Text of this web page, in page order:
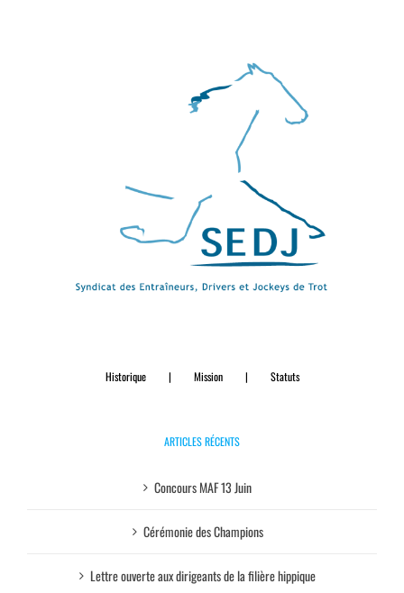
Historique Mission Statuts
ARTICLES RÉCENTS
Concours MAF 13 Juin
Cérémonie des Champions
Lettre ouverte aux dirigeants de la filière hippique